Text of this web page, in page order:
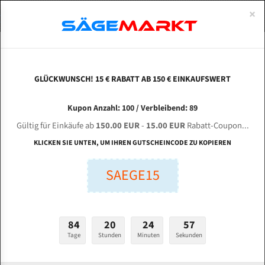
BONETTI 400 EVO für 5700 mm Bi-Metall
Bandsägeblätter
Länge (mm):
Stärken + Zahnteilung:
mm
ABOUTS
ENGLISH
Bi-Metall Meterware
Fleischerei Bandsägeblätter
Bandmesser Glatt Meterware
Konvex Meterware
×
GLÜCKWUNSCH! 15 € RABATT AB 150 € EINKAUFSWERT
Kupon Anzahl: 100 / Verbleibend: 89
Gültig für Einkäufe ab150.00 EUR- 15.00 EURRabatt-Coupon...
KLICKEN SIE UNTEN, UM IHREN GUTSCHEINCODE ZU KOPIEREN
SAEGE15
84
Tage
20
Stunden
24
Minuten
56
Sekunden